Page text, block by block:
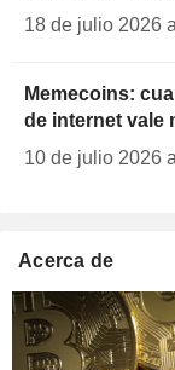
18 de julio 2026
Memecoins:
de internet vale
10 de julio 2026
Acerca de